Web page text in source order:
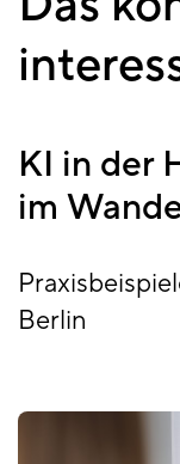
KI in der
im
Berlin